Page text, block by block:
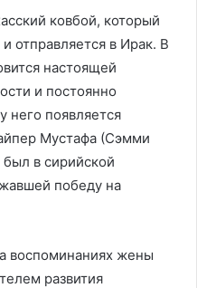
ковбой, который
отправляется в Ирак. В
настоящей
и постоянно
него появляется
Мустафа (Сэмми
в сирийской
победу на
воспоминаниях жены
развития